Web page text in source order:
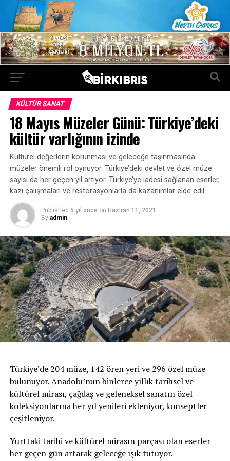
KÜLTÜR SANAT
18 Mayıs Müzeler Günü: Türkiye’deki
kültür varlığının izinde
Kültürel değerlerin korunması ve geleceğe taşınmasında
müzeler önemli rol oynuyor. Türkiye’deki devlet ve özel müze
sayısı da her geçen yıl artıyor. Türkiye’ye iadesi sağlanan eserler,
kazı çalışmaları ve restorasyonlarla da kazanımlar elde edil
Published 5 yıl önce on Haziran 11, 2021
By admin
Türkiye’de 204 müze, 142 ören yeri ve 296 özel müze
bulunuyor. Anadolu’nun binlerce yıllık tarihsel ve
kültürel mirası, çağdaş ve geleneksel sanatın özel
koleksiyonlarına her yıl yenileri ekleniyor, konseptler
çeşitleniyor.
Yurttaki tarihi ve kültürel mirasın parçası olan eserler
her geçen gün artarak geleceğe ışık tutuyor.